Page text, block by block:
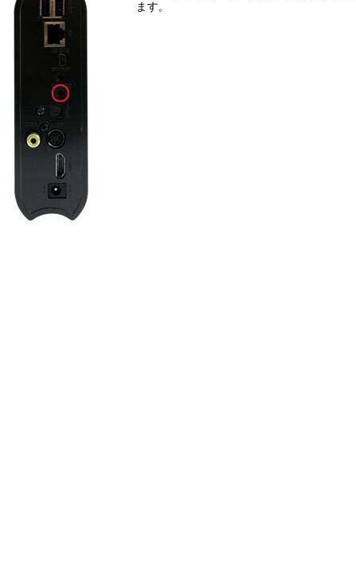
ます。